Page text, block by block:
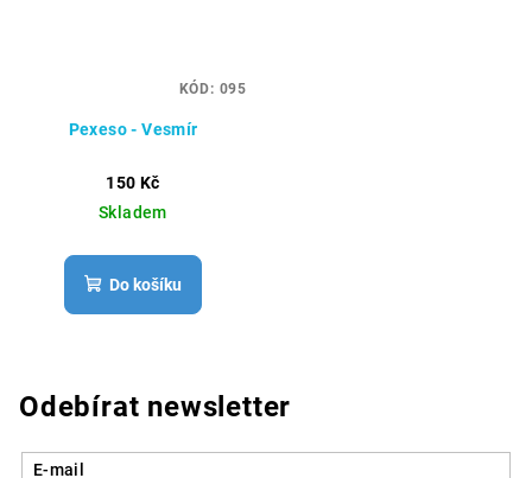
Pexeso - Vesmír
150 Kč
Skladem
Do košíku
KÓD: 095
Odebírat newsletter
E-mail